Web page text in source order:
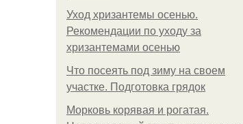
Уход хризантемы осенью.
Рекомендации по уходу за
хризантемами осенью
Что посеять под зиму на своем
участке. Подготовка грядок
Морковь корявая и рогатая.